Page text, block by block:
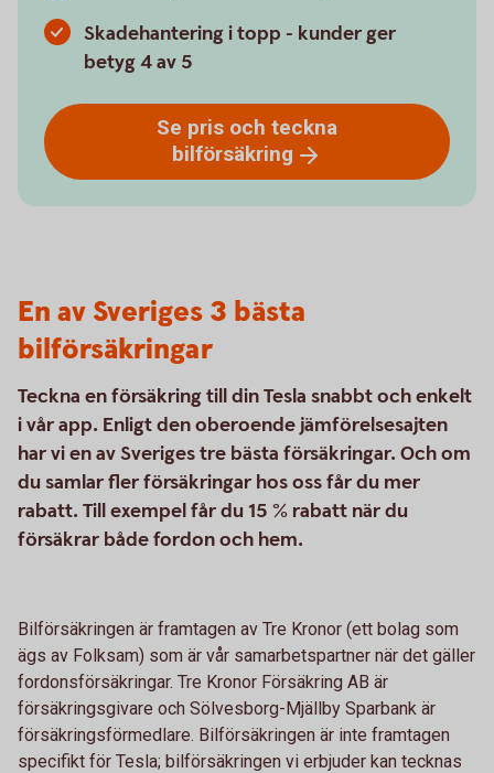
Skadehantering i topp - kunder ger
betyg 4 av 5
Se pris och teckna
bilförsäkring
En av Sveriges 3 bästa
bilförsäkringar
Teckna en försäkring till din Tesla snabbt och enkelt
i vår app. Enligt den oberoende jämförelsesajten
har vi en av Sveriges tre bästa försäkringar. Och om
du samlar fler försäkringar hos oss får du mer
rabatt. Till exempel får du 15 % rabatt när du
försäkrar både fordon och hem.
Bilförsäkringen är framtagen av Tre Kronor (ett bolag som
ägs av Folksam) som är vår samarbetspartner när det gäller
fordonsförsäkringar. Tre Kronor Försäkring AB är
försäkringsgivare och Sölvesborg-Mjällby Sparbank är
försäkringsförmedlare. Bilförsäkringen är inte framtagen
specifikt för Tesla; bilförsäkringen vi erbjuder kan tecknas